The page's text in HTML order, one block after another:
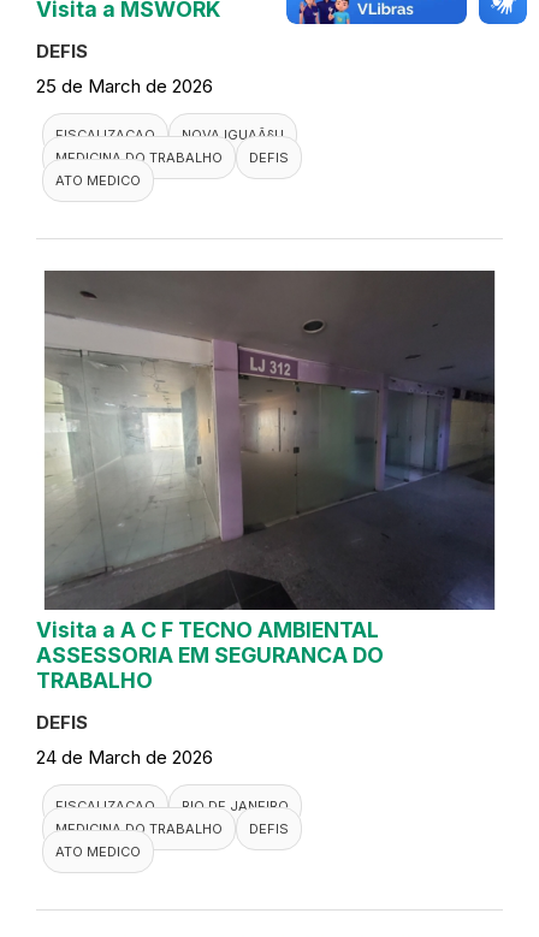
Visita a MSWORK
DEFIS
25 de March de 2026
FISCALIZACAO
NOVA IGUAÃ§U
MEDICINA DO TRABALHO
DEFIS
ATO MEDICO
Visita a A C F TECNO AMBIENTAL
ASSESSORIA EM SEGURANCA DO
TRABALHO
DEFIS
24 de March de 2026
FISCALIZACAO
RIO DE JANEIRO
MEDICINA DO TRABALHO
DEFIS
ATO MEDICO